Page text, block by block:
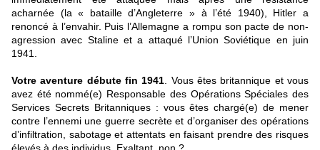
acharnée (la « bataille d’Angleterre » à l’été 1940), Hitler a
renoncé à l’envahir. Puis l’Allemagne a rompu son pacte de non-
agression avec Staline et a attaqué l’Union Soviétique en juin
1941.
Votre aventure débute fin 1941 . Vous êtes britannique et vous
avez été nommé(e) Responsable des Opérations Spéciales des
Services Secrets Britanniques : vous êtes chargé(e) de mener
contre l’ennemi une guerre secrète et d’organiser des opérations
d’infiltration, sabotage et attentats en faisant prendre des risques